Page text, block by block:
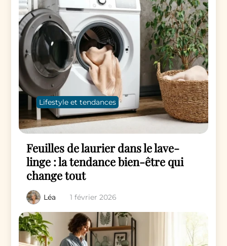
Lifestyle et tendances
Feuilles de laurier dans le lave-
linge : la tendance bien-être qui
change tout
Léa 1 février 2026